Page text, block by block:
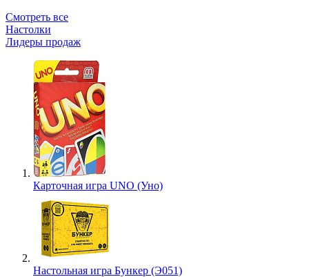
Смотреть все
Настолки
Лидеры продаж
Карточная игра UNO (Уно)
Настольная игра Бункер (Э051)